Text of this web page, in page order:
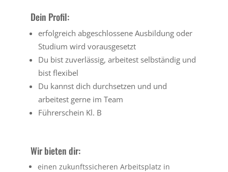
Dein Profil:
erfolgreich abgeschlossene Ausbildung oder
Studium wird vorausgesetzt
Du bist zuverlässig, arbeitest selbständig und
bist flexibel
Du kannst dich durchsetzen und und
arbeitest gerne im Team
Führerschein Kl. B
Wir bieten dir:
einen zukunftssicheren Arbeitsplatz in